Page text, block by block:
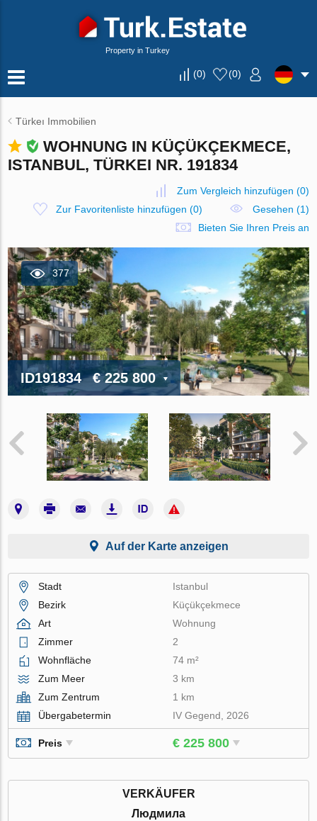
Property in Turkey
(0) (0)
Türkeı Immobilien
WOHNUNG IN KÜÇÜKÇEKMECE,
ISTANBUL, TÜRKEI NR. 191834
Zum Vergleich hinzufügen (0)
Zur Favoritenliste hinzufügen (0)
Gesehen (1)
Bieten Sie Ihren Preis an
377
ID191834 € 225 800
Auf der Karte anzeigen
Stadt
Istanbul
Bezirk
Küçükçekmece
Art
Wohnung
Zimmer
2
Wohnfläche
74 m²
Zum Meer
3 km
Zum Zentrum
1 km
Übergabetermin
IV Gegend, 2026
Preis € 225 800
VERKÄUFER
Людмила